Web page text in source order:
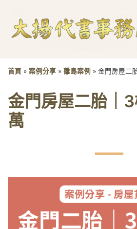
首頁 » 案例分享 » 離島案例 » 金門房屋二
金門房屋二胎｜
萬